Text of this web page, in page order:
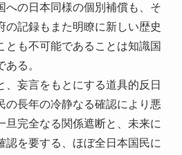
への日本同様の個別補償も、そ
の記録もまた明瞭に新しい歴史
とも不可能であることは知識国
る。
、妄言をもとにする道具的反日
の長年の冷静なる確認により悪
旦完全なる関係遮断と、未来に
認を要する、ほぼ全日本国民に